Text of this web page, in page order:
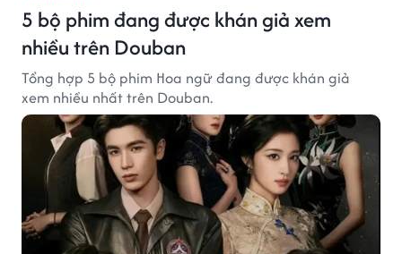
5 bộ phim đang được khán giả xem
nhiều trên Douban
Tổng hợp 5 bộ phim Hoa ngữ đang được khán giả
xem nhiều nhất trên Douban.